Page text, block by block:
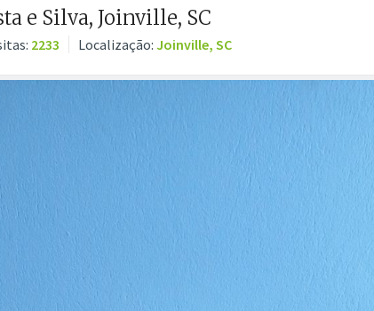
e Silva, Joinville, SC
2233 Localização: Joinville, SC